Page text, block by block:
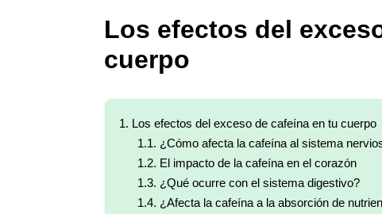
Los efectos del
cuerpo
1. Los efectos del exceso de cafeína en tu cuerpo
1.1. ¿Cómo afecta la cafeína al sistema
1.2. El impacto de la cafeína en el corazón
1.3. ¿Qué ocurre con el sistema digestivo?
1.4. ¿Afecta la cafeína a la absorción de